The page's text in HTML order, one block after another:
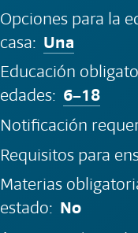
Opciones para la
casa: Una
Educación
edades: 6–18
Notificación
Requisitos para
Materias
estado: No